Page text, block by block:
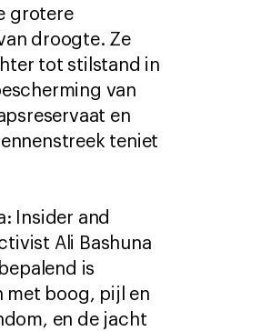
grotere
droogte. Ze
tot stilstand in
van
en
teniet
Insider and
Ali Bashuna
is
met boog, pijl en
en de jacht